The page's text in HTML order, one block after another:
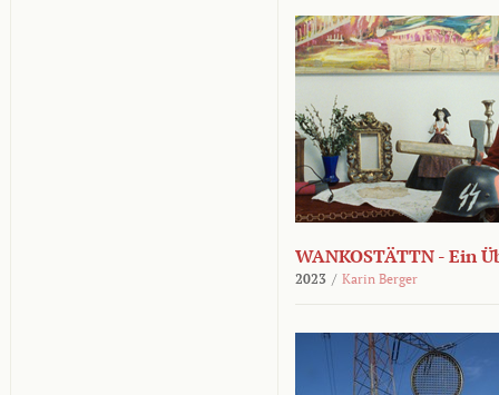
WANKOSTÄTTN - Ein
2023 / Karin Berger